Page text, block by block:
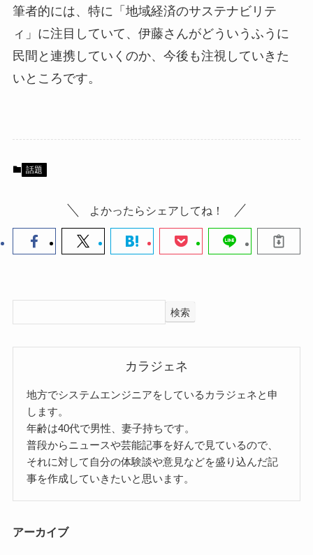
筆者的には、特に「地域経済のサステナビリテ
ィ」に注目していて、伊藤さんがどういうふうに
民間と連携していくのか、今後も注視していきた
いところです。
話題
よかったらシェアしてね！
検索
カラジェネ
地方でシステムエンジニアをしているカラジェネと申
します。
年齢は40代で男性、妻子持ちです。
普段からニュースや芸能記事を好んで見ているので、
それに対して自分の体験談や意見などを盛り込んだ記
事を作成していきたいと思います。
アーカイブ